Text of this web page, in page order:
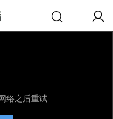
络之后重试